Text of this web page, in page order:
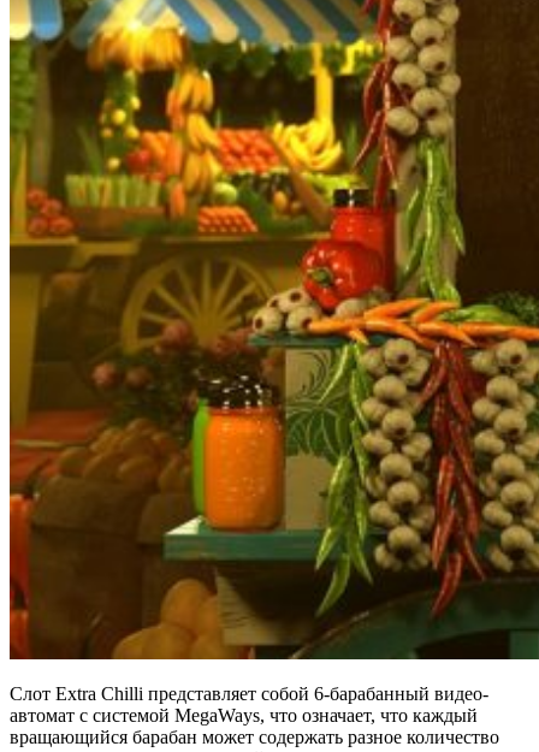
Слот Extra Chilli представляет собой 6-барабанный видео-
автомат с системой MegaWays, что означает, что каждый
вращающийся барабан может содержать разное количество